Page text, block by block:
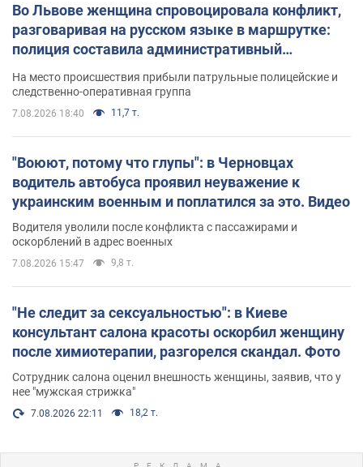
Во Львове женщина спровоцировала конфликт,
разговаривая на русском языке в маршрутке:
полиция составила административный
На место происшествия прибыли патрульные полицейские и
следственно-оперативная группа
7.08.2026 18:40 11,7 т.
"Воюют, потому что глупы": в Черновцах
водитель автобуса проявил неуважение к
украинским военным и поплатился за это. Видео
Водителя уволили после конфликта с пассажирами и
оскорблений в адрес военных
7.08.2026 15:47 9,8 т.
"Не следит за сексуальностью": в Киеве
консультант салона красоты оскорбил женщину
после химиотерапии, разгорелся скандал. Фото
Сотрудник салона оценил внешность женщины, заявив, что у
нее "мужская стрижка"
7.08.2026 22:11 18,2 т.